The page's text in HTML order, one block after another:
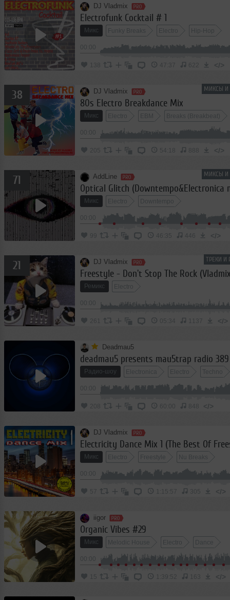
DJ Vladmix
Electrofunk Cocktail # 1
Микс Funky Breaks Electro Hip-Hop
138 47:37 622 </>
МИКСЫ И
38 DJ Vladmix
80s Electro Breakdance Mix
Микс Electro EBM Breaks (Breakbeat)
205 54:18 </>
МИКСЫ И
71 AddLine
Optical Glitch (Downtempo&Electronica
Микс Electro Downtempo
99 46:35 446 </>
ТРЕКИ И
21 DJ Vladmix
Freestyle - Don't Stop The Rock
Ремикс Electro
261 05:34 1137 </>
Deadmau5
Радио-шоу Electronica Electro Techno
208 60:00 </>
DJ Vladmix
Electricity Dance Mix 1 (The Best Of
Микс Electro Freestyle Nu Breaks
57 1:15:57 305 </>
iigor
Organic Vibes #29
Микс Melodic House Electro Dance
15 1:39:52 163 </>